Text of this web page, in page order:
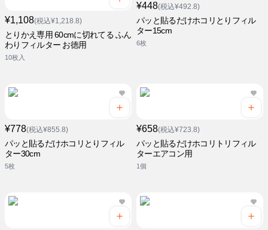
¥1,108(税込¥1,218.8)
とりかえ専用 60cmに切れてる ふん
わりフィルター お徳用
10枚入
¥448(税込¥492.8)
パッと貼るだけホコリとりフィル
ター15cm
6枚
¥778(税込¥855.8)
パッと貼るだけホコリとりフィル
ター30cm
5枚
¥658(税込¥723.8)
パッと貼るだけホコリトリフィル
ターエアコン用
1個